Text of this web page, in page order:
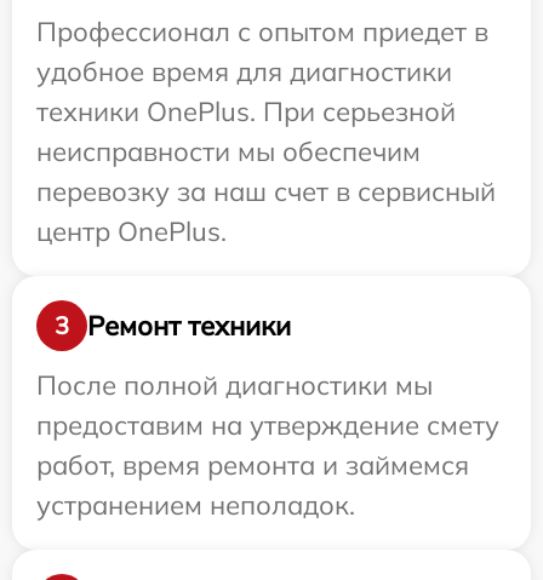
Профессионал с опытом приедет в
удобное время для диагностики
техники OnePlus. При серьезной
неисправности мы обеспечим
перевозку за наш счет в сервисный
центр OnePlus.
3
Ремонт техники
После полной диагностики мы
предоставим на утверждение смету
работ, время ремонта и займемся
устранением неполадок.